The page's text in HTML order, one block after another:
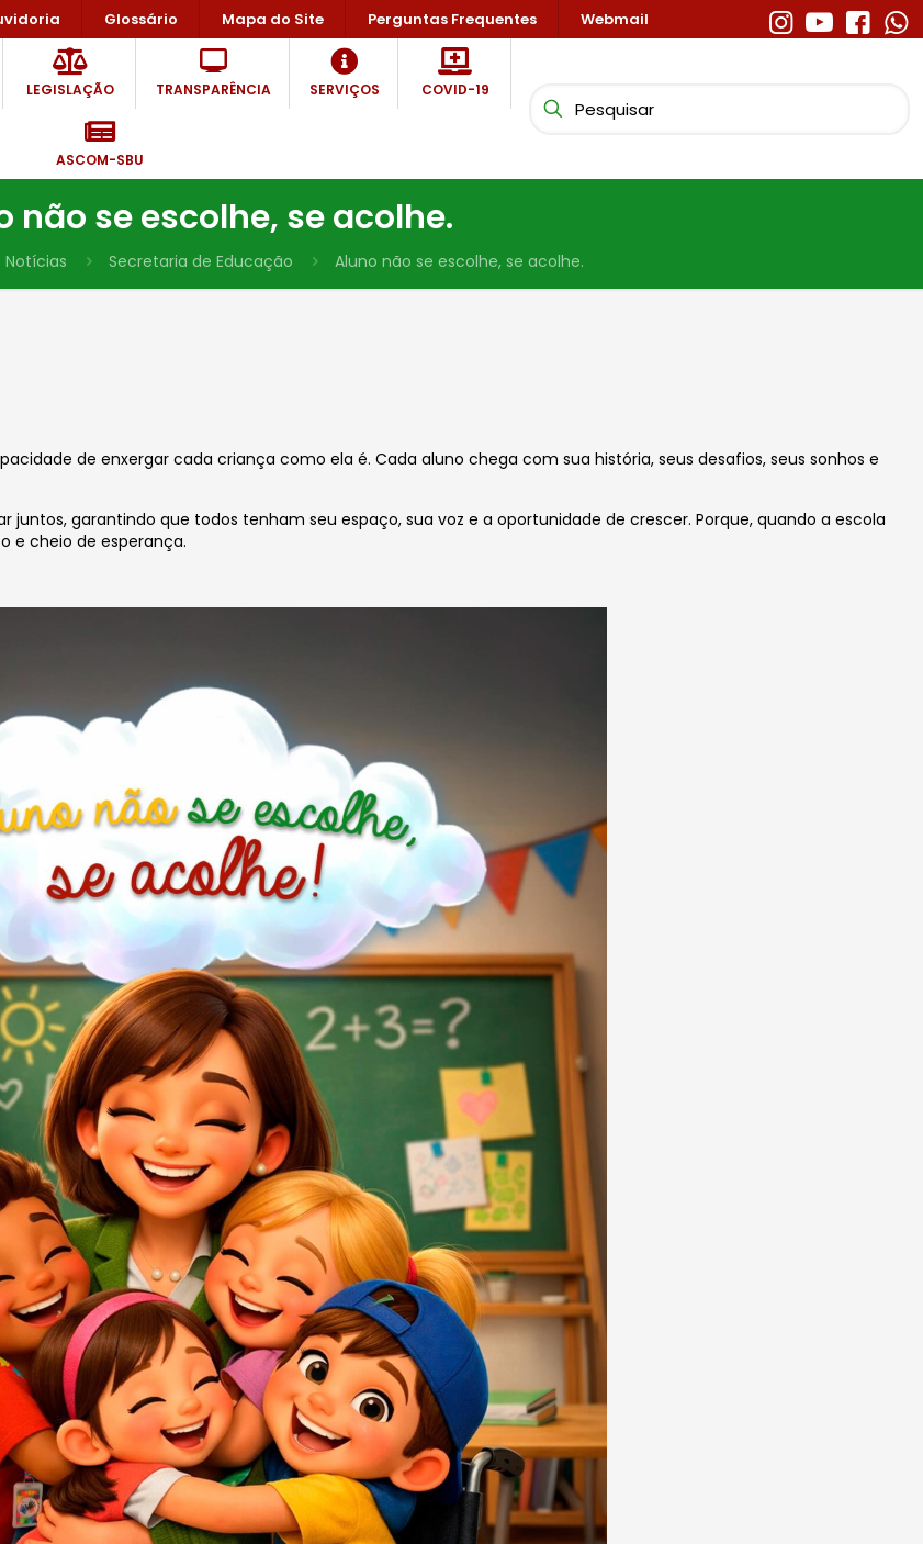
Glossário Mapa do Site Perguntas Frequentes Webmail
LEGISLAÇÃO TRANSPARÊNCIA SERVIÇOS COVID-19
ASCOM-SBU
não se escolhe, se acolhe.
Notícias Secretaria de Educação Aluno não se escolhe, se acolhe.
de enxergar cada criança como ela é. Cada aluno chega com sua história, seus desafios, seus sonhos e
juntos, garantindo que todos tenham seu espaço, sua voz e a oportunidade de crescer. Porque, quando a escola
e cheio de esperança.